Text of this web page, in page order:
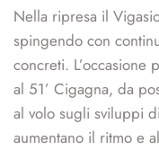
Nella ripresa il
spingendo con
concreti.
al 51’ Cigagna, da
al volo sugli sviluppi
aumentano il ritmo e